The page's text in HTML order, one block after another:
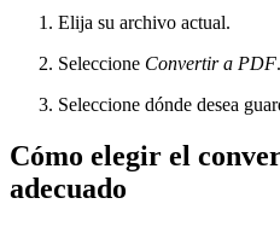
Elija su archivo actual.
Seleccione Convertir a PDF.
Seleccione dónde desea
Cómo elegir el
adecuado